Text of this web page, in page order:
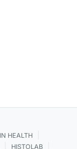
HEALTH
HISTOLAB